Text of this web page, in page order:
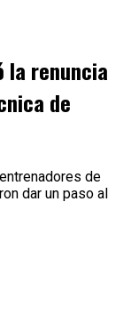
la renuncia
de
de
dar un paso al